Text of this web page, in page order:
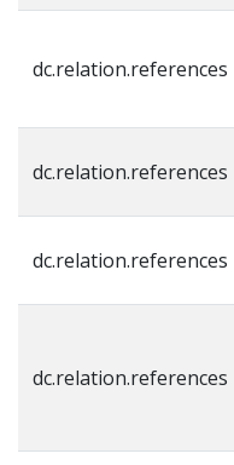
dc.relation.references
dc.relation.references
dc.relation.references
dc.relation.references